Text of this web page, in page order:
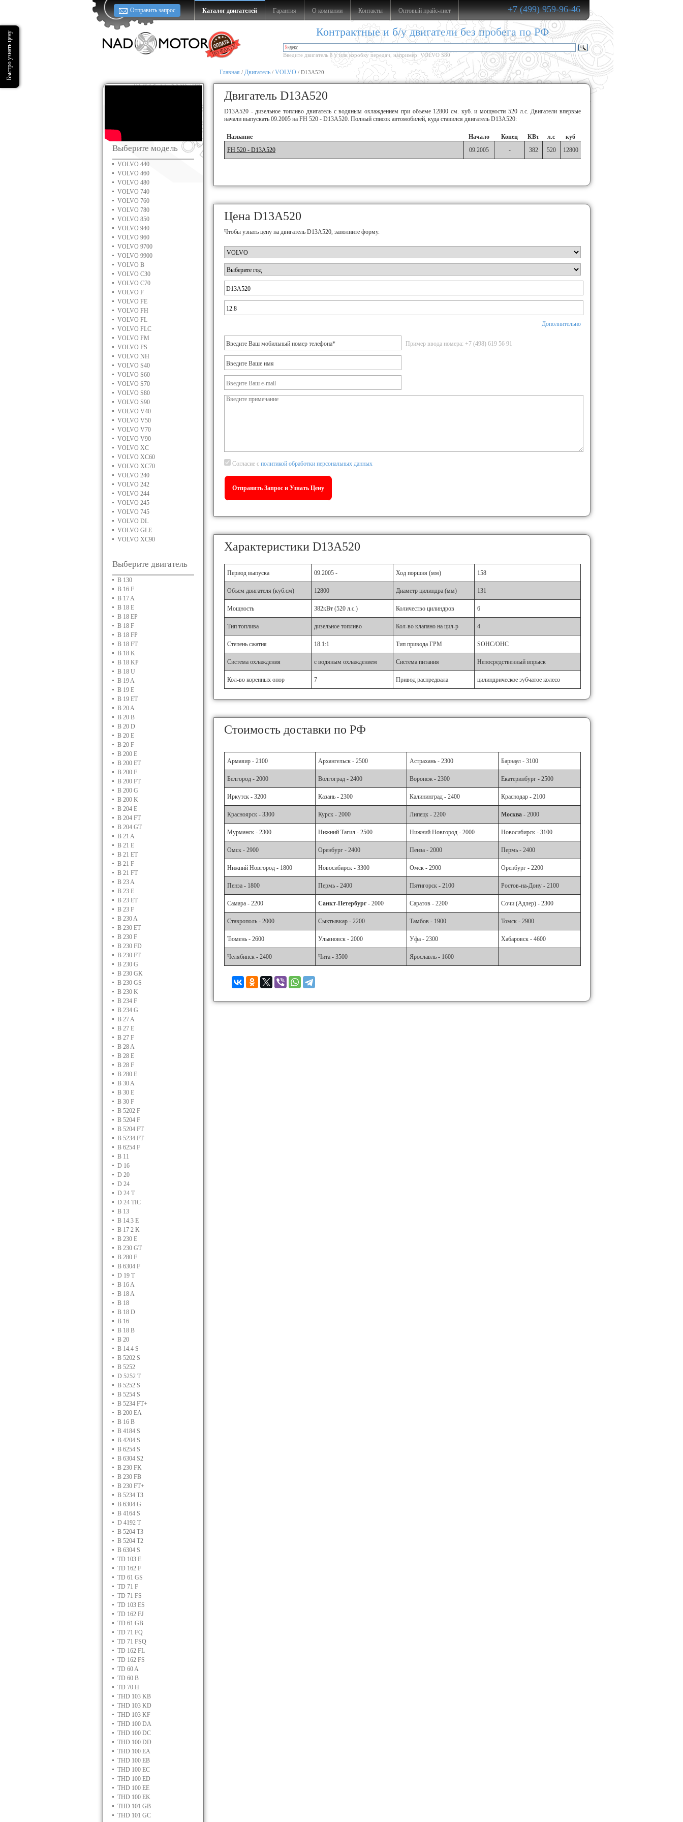
Отправить запрос Каталог двигателей Гарантия О компании Контакты Оптовый прайс-лист +7 (499) 959-96-46
Контрактные и б/у двигатели без пробега по РФ
Введите двигатель б у или коробку передач, например: VOLVO S80
Главная / Двигатель / VOLVO / D13A520
Выберите модель
VOLVO 440
VOLVO 460
VOLVO 480
VOLVO 740
VOLVO 760
VOLVO 780
VOLVO 850
VOLVO 940
VOLVO 960
VOLVO 9700
VOLVO 9900
VOLVO B
VOLVO C30
VOLVO C70
VOLVO F
VOLVO FE
VOLVO FH
VOLVO FL
VOLVO FLC
VOLVO FM
VOLVO FS
VOLVO NH
VOLVO S40
VOLVO S60
VOLVO S70
VOLVO S80
VOLVO S90
VOLVO V40
VOLVO V50
VOLVO V70
VOLVO V90
VOLVO XC
VOLVO XC60
VOLVO XC70
VOLVO 240
VOLVO 242
VOLVO 244
VOLVO 245
VOLVO 745
VOLVO DL
VOLVO GLE
VOLVO XC90
Выберите двигатель
B 130
B 16 F
B 17 A
B 18 E
B 18 EP
B 18 F
B 18 FP
B 18 FT
B 18 K
B 18 KP
B 18 U
B 19 A
B 19 E
B 19 ET
B 20 A
B 20 B
B 20 D
B 20 E
B 20 F
B 200 E
B 200 ET
B 200 F
B 200 FT
B 200 G
B 200 K
B 204 E
B 204 FT
B 204 GT
B 21 A
B 21 E
B 21 ET
B 21 F
B 21 FT
B 23 A
B 23 E
B 23 ET
B 23 F
B 230 A
B 230 ET
B 230 F
B 230 FD
B 230 FT
B 230 G
B 230 GK
B 230 GS
B 230 K
B 234 F
B 234 G
B 27 A
B 27 E
B 27 F
B 28 A
B 28 E
B 28 F
B 280 E
B 30 A
B 30 E
B 30 F
B 5202 F
B 5204 F
B 5204 FT
B 5234 FT
B 6254 F
B 11
D 16
D 20
D 24
D 24 T
D 24 TIC
B 13
B 14.3 E
B 17 2 K
B 230 E
B 230 GT
B 280 F
B 6304 F
D 19 T
B 16 A
B 18 A
B 18
B 18 D
B 16
B 18 B
B 20
B 14.4 S
B 5202 S
B 5252
D 5252 T
B 5252 S
B 5254 S
B 5234 FT+
B 200 EA
B 16 B
B 4184 S
B 4204 S
B 6254 S
B 6304 S2
B 230 FK
B 230 FB
B 230 FT+
B 5234 T3
B 6304 G
B 4164 S
D 4192 T
B 5204 T3
B 5204 T2
B 6304 S
TD 103 E
TD 162 F
TD 61 GS
TD 71 F
TD 71 FS
TD 103 ES
TD 162 FJ
TD 61 GB
TD 71 FQ
TD 71 FSQ
TD 162 FL
TD 162 FS
TD 60 A
TD 60 B
TD 70 H
THD 103 KB
THD 103 KD
THD 103 KF
THD 100 DA
THD 100 DC
THD 100 DD
THD 100 EA
THD 100 EB
THD 100 EC
THD 100 ED
THD 100 EE
THD 100 EK
THD 101 GB
THD 101 GC
Двигатель D13A520
D13A520 - дизельное топливо двигатель с водяным охлаждением при объеме 12800 см. куб. и мощности 520 л.с. Двигатели впервые
начали выпускать 09.2005 на FH 520 - D13A520. Полный список автомобилей, куда ставился двигатель D13A520:
Название Начало Конец КВт л.с
куб
FH 520 - D13A520
09.2005 - 382 520 12800
Цена D13A520
Чтобы узнать цену на двигатель D13A520, заполните форму.
Дополнительно
Пример ввода номера: +7 (498) 619 56 91
Согласие с политикой обработки персональных данных
Характеристики D13A520
Период выпуска 09.2005 - Ход поршня (мм) 158
Объем двигателя (куб.см) 12800 Диаметр цилиндра (мм) 131
Мощность 382кВт (520 л.с.) Количество цилиндров 6
Тип топлива дизельное топливо Кол-во клапано на цил-р 4
Степень сжатия 18.1:1 Тип привода ГРМ SOHC/OHC
Система охлаждения с водяным охлаждением Система питания Непосредственный впрыск
Кол-во коренных опор 7 Привод распредвала цилиндрическое зубчатое колесо
Стоимость доставки по РФ
Армавир - 2100 Архангельск - 2500 Астрахань - 2300 Барнаул - 3100
Белгород - 2000 Волгоград - 2400 Воронеж - 2300 Екатеринбург - 2500
Иркутск - 3200 Казань - 2300 Калининград - 2400 Краснодар - 2100
Красноярск - 3300 Курск - 2000 Липецк - 2200 Москва - 2000
Мурманск - 2300 Нижний Тагил - 2500 Нижний Новгород - 2000 Новосибирск - 3100
Омск - 2900 Оренбург - 2400 Пенза - 2000 Пермь - 2400
Нижний Новгород - 1800 Новосибирск - 3300 Омск - 2900 Оренбург - 2200
Пенза - 1800 Пермь - 2400 Пятигорск - 2100 Ростов-на-Дону - 2100
Самара - 2200 Санкт-Петербург- 2000 Саратов - 2200 Сочи (Адлер) - 2300
Ставрополь - 2000 Сыктывкар - 2200 Тамбов - 1900 Томск - 2900
Тюмень - 2600 Ульяновск - 2000 Уфа - 2300 Хабаровск - 4600
Челябинск - 2400 Чита - 3500 Ярославль - 1600